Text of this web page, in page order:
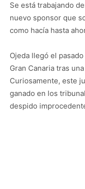
Se está trabajando
nuevo sponsor que
como hacía hasta
Ojeda llegó el
Gran Canaria tras
Curiosamente, este
ganado en los
despido